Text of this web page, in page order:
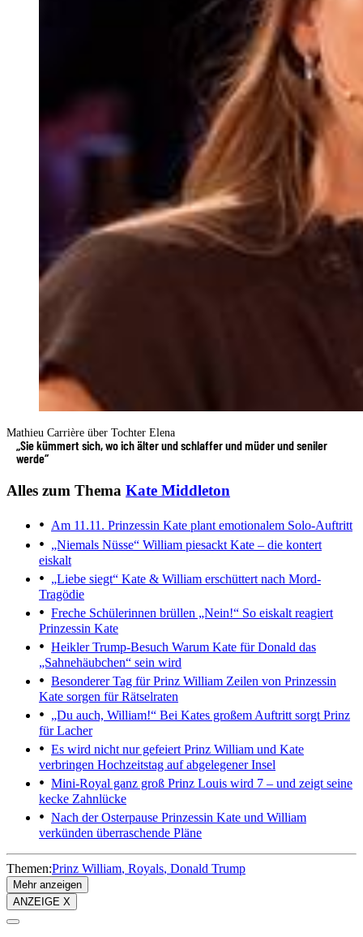
Mathieu Carrière über Tochter Elena
„Sie kümmert sich, wo ich älter und schlaffer und müder und seniler
werde“
Alles zum Thema Kate Middleton
Am 11.11. Prinzessin Kate plant emotionalem Solo-Auftritt
„Niemals Nüsse“ William piesackt Kate – die kontert
eiskalt
„Liebe siegt“ Kate & William erschüttert nach Mord-
Tragödie
Freche Schülerinnen brüllen „Nein!“ So eiskalt reagiert
Prinzessin Kate
Heikler Trump-Besuch Warum Kate für Donald das
„Sahnehäubchen“ sein wird
Besonderer Tag für Prinz William Zeilen von Prinzessin
Kate sorgen für Rätselraten
„Du auch, William!“ Bei Kates großem Auftritt sorgt Prinz
für Lacher
Es wird nicht nur gefeiert Prinz William und Kate
verbringen Hochzeitstag auf abgelegener Insel
Mini-Royal ganz groß Prinz Louis wird 7 – und zeigt seine
kecke Zahnlücke
Nach der Osterpause Prinzessin Kate und William
verkünden überraschende Pläne
Themen:Prinz William Royals Donald Trump
Mehr anzeigen
ANZEIGE X